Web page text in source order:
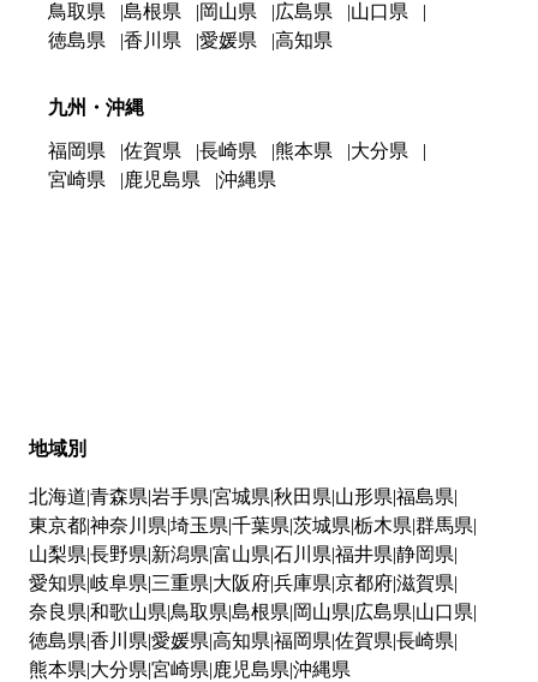
鳥取県 島根県 岡山県 広島県
山口県
徳島県
香川県 愛媛県 高知県
九州・沖縄
福岡県 佐賀県 長崎県 熊本県
大分県
宮崎県
鹿児島県 沖縄県
地域別
北海道 青森県 岩手県 宮城県 秋田県 山形県 福島県
東京都神奈川県 埼玉県 千葉県 茨城県 栃木県 群馬県
山梨県 長野県 新潟県 富山県 石川県 福井県 静岡県
愛知県 岐阜県 三重県 大阪府兵庫県 京都府滋賀県
奈良県 和歌山県 鳥取県 島根県 岡山県 広島県 山口県
徳島県 香川県 愛媛県 高知県 福岡県 佐賀県 長崎県
熊本県 大分県 宮崎県 鹿児島県 沖縄県